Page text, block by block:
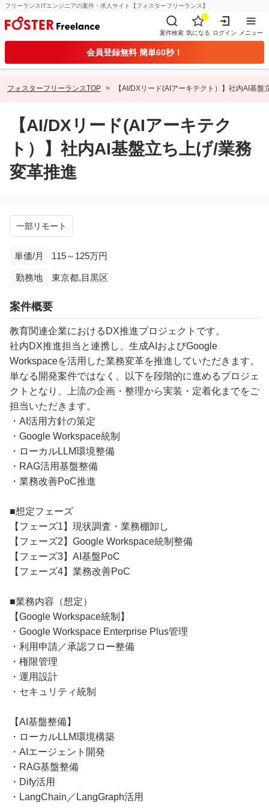
フリーランスITエンジニアの案件・求人サイト【フォスターフリーランス】
案件検索 気になる ログイン メニュー
会員登録無料 簡単60秒！
フォスターフリーランスTOP 【AI/DXリード(AIアーキテクト）】社内AI基盤
【AI/DXリード(AIアーキテク
ト）】社内AI基盤立ち上げ/業務
変革推進
一部リモート
単価/月 115～125万円
勤務地 東京都,目黒区
案件概要
教育関連企業におけるDX推進プロジェクトです。
社内DX推進担当と連携し、生成AIおよびGoogle
Workspaceを活用した業務変革を推進していただきます。
単なる開発案件ではなく、以下を段階的に進めるプロジェ
クトとなり、上流の企画・整理から実装・定着化までをご
担当いただきます。
・AI活用方針の策定
・Google Workspace統制
・ローカルLLM環境整備
・RAG活用基盤整備
・業務改善PoC推進
■想定フェーズ
【フェーズ1】現状調査・業務棚卸し
【フェーズ2】Google Workspace統制整備
【フェーズ3】AI基盤PoC
【フェーズ4】業務改善PoC
■業務内容（想定）
【Google Workspace統制】
・Google Workspace Enterprise Plus管理
・利用申請／承認フロー整備
・権限管理
・運用設計
・セキュリティ統制
【AI基盤整備】
・ローカルLLM環境構築
・AIエージェント開発
・RAG基盤整備
・Dify活用
・LangChain／LangGraph活用